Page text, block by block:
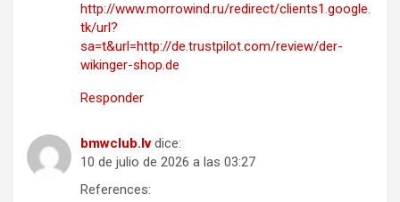
http://www.morrowind.ru/redirect/clients1.google.
tk/url?
sa=t&url=http://de.trustpilot.com/review/der-
wikinger-shop.de
Responder
bmwclub.lv dice:
10 de julio de 2026 a las 03:27
References: